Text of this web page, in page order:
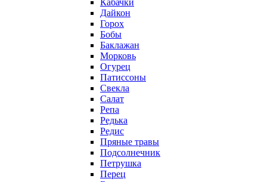
Кабачки
Дайкон
Горох
Бобы
Баклажан
Морковь
Огурец
Патиссоны
Свекла
Салат
Репа
Редька
Редис
Пряные травы
Подсолнечник
Петрушка
Перец